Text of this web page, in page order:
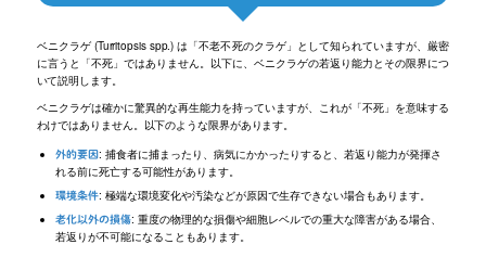
ベニクラゲ (Turritopsis spp.) は「不老不死のクラゲ」として知られていますが、厳密
に言うと「不死」ではありません。以下に、ベニクラゲの若返り能力とその限界につ
いて説明します。
ベニクラゲは確かに驚異的な再生能力を持っていますが、これが「不死」を意味する
わけではありません。以下のような限界があります。
外的要因: 捕食者に捕まったり、病気にかかったりすると、若返り能力が発揮さ
れる前に死亡する可能性があります。
環境条件: 極端な環境変化や汚染などが原因で生存できない場合もあります。
老化以外の損傷: 重度の物理的な損傷や細胞レベルでの重大な障害がある場合、
若返りが不可能になることもあります。